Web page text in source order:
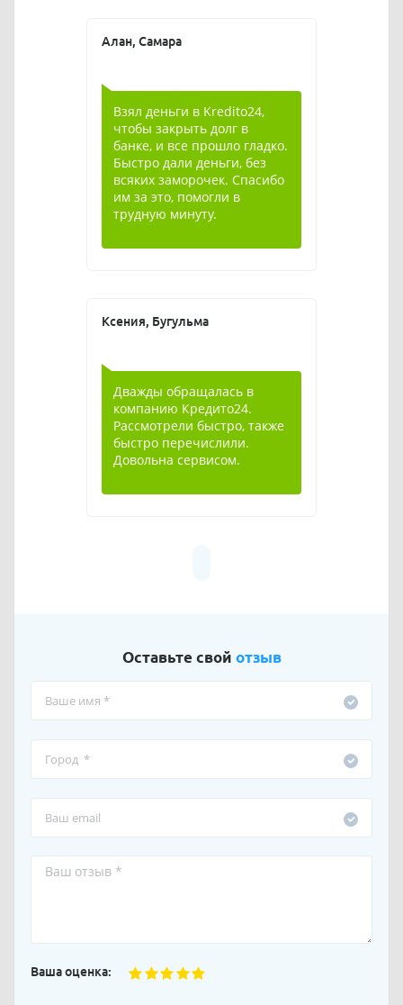
Алан, Самара
Взял деньги в Kredito24,
чтобы закрыть долг в
банке, и все прошло гладко.
Быстро дали деньги, без
всяких заморочек. Спасибо
им за это, помогли в
трудную минуту.
Ксения, Бугульма
Дважды обращалась в
компанию Кредито24.
Рассмотрели быстро, также
быстро перечислили.
Довольна сервисом.
Оставьте свой отзыв
Ваша оценка: